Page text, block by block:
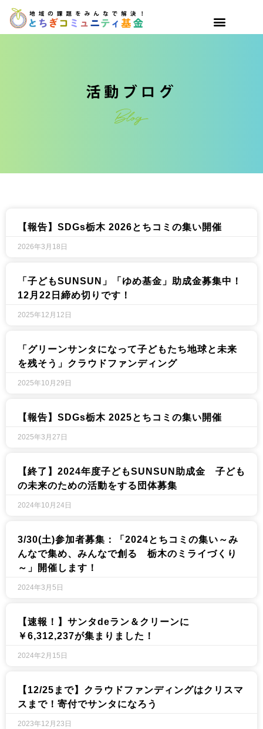
【報告】SDGs栃木 2026とちコミの集い開催​
2026年3月18日
「子どもSUNSUN」「ゆめ基金」助成金募集中！
12月22日締め切りです！
2025年12月12日
「グリーンサンタになって子どもたち地球と未来
を残そう」クラウドファンディング
2025年10月29日
【報告】SDGs栃木 2025とちコミの集い開催​
2025年3月27日
【終了】2024年度子どもSUNSUN助成金 子ども
の未来のための活動をする団体募集
2024年10月24日
3/30(土)参加者募集：「2024とちコミの集い～み
んなで集め、みんなで創る 栃木のミライづくり
～」開催します！
2024年3月5日
【速報！】サンタdeラン＆クリーンに
￥6,312,237が集まりました！
2024年2月15日
【12/25まで】クラウドファンディングはクリスマ
スまで！寄付でサンタになろう
2023年12月23日